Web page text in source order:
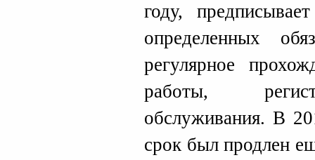
году,
определенных
регулярное
работы,
обслуживания. В
срок был продлен